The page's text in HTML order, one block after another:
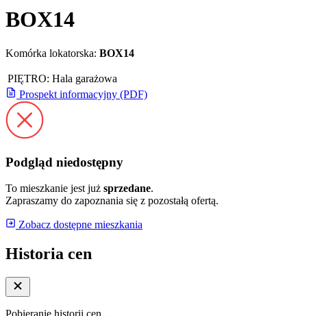
BOX14
Komórka lokatorska: BOX14
PIĘTRO: Hala garażowa
Prospekt informacyjny (PDF)
Podgląd niedostępny
To mieszkanie jest już sprzedane.
Zapraszamy do zapoznania się z pozostałą ofertą.
Zobacz dostępne mieszkania
Historia cen